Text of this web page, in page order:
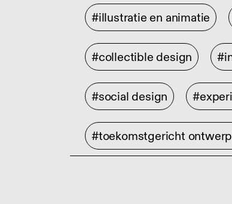
#illustratie en animatie
#collectible design
#social design
#toekomstgericht